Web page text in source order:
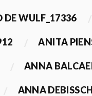
DE WULF_17336
ANITA
ANNA
ANNA